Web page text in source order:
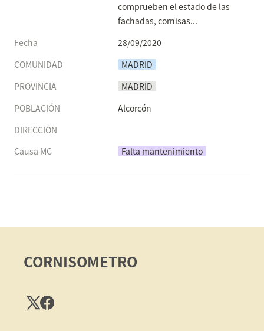
comprueben el estado de las
fachadas, cornisas...
Fecha
28/09/2020
COMUNIDAD
MADRID
PROVINCIA
MADRID
POBLACIÓN
Alcorcón
DIRECCIÓN
Causa MC
Falta mantenimiento
CORNISOMETRO